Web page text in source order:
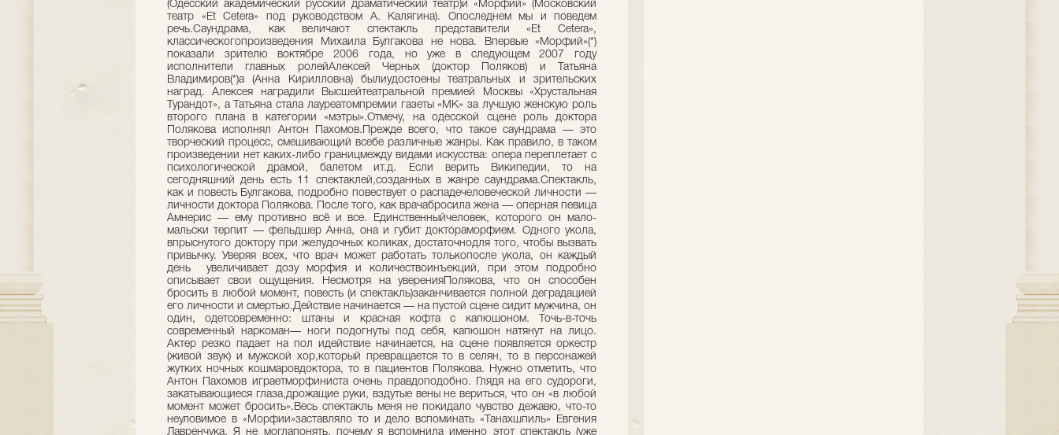
(Одесский академический русский драматический театр)и «Морфий» (Московский
театр «Et Cetera» под руководством А. Калягина). Опоследнем мы и поведем
речь.Саундрама, как величают спектакль представители «Et Cetera»,
классическогопроизведения Михаила Булгакова не нова. Впервые «Морфий»(*)
показали зрителю воктябре 2006 года, но уже в следующем 2007 году
исполнители главных ролейАлексей Черных (доктор Поляков) и Татьяна
Владимиров(*)а (Анна Кирилловна) былиудостоены театральных и зрительских
наград. Алексея наградили Высшейтеатральной премией Москвы «Хрустальная
Турандот», а Татьяна стала лауреатомпремии газеты «МК» за лучшую женскую роль
второго плана в категории «мэтры».Отмечу, на одесской сцене роль доктора
Полякова исполнял Антон Пахомов.Прежде всего, что такое саундрама — это
творческий процесс, смешивающий всебе различные жанры. Как правило, в таком
произведении нет каких-либо границмежду видами искусства: опера переплетает с
психологической драмой, балетом ит.д. Если верить Википедии, то на
сегодняшний день есть 11 спектаклей,созданных в жанре саундрама.Спектакль,
как и повесть Булгакова, подробно повествует о распадечеловеческой личности —
личности доктора Полякова. После того, как врачабросила жена — оперная певица
Амнерис — ему противно всё и все. Единственныйчеловек, которого он мало-
мальски терпит — фельдшер Анна, она и губит доктораморфием. Одного укола,
впрыснутого доктору при желудочных коликах, достаточнодля того, чтобы вызвать
привычку. Уверяя всех, что врач может работать толькопосле укола, он каждый
день увеличивает дозу морфия и количествоинъекций, при этом подробно
описывает свои ощущения. Несмотря на уверенияПолякова, что он способен
бросить в любой момент, повесть (и спектакль)заканчивается полной деградацией
его личности и смертью.Действие начинается — на пустой сцене сидит мужчина, он
один, одетсовременно: штаны и красная кофта с капюшоном. Точь-в-точь
современный наркоман— ноги подогнуты под себя, капюшон натянут на лицо.
Актер резко падает на пол идействие начинается, на сцене появляется оркестр
(живой звук) и мужской хор,который превращается то в селян, то в персонажей
жутких ночных кошмаровдоктора, то в пациентов Полякова. Нужно отметить, что
Антон Пахомов играетморфиниста очень правдоподобно. Глядя на его судороги,
закатывающиеся глаза,дрожащие руки, вздутые вены не вериться, что он «в любой
момент может бросить».Весь спектакль меня не покидало чувство дежавю, что-то
неуловимое в «Морфии»заставляло то и дело вспоминать «Танахшпиль» Евгения
Лавренчука. Я не моглапонять, почему я вспомнила именно этот спектакль (уже